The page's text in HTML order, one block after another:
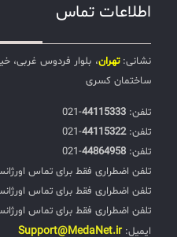
اطلاعات تماس
نشانی:تهران، بلوار فردوس غربی،
ساختمان کسری
تلفن:‌ 44115333
-021
تلفن:‌44115322
-021
تلفن:‌ 44864958
-021
تلفن اضطراری فقط برای تماس
تلفن اضطراری فقط برای تماس
تلفن اضطراری فقط برای تماس
ایمیل: Support@MedaNet.ir